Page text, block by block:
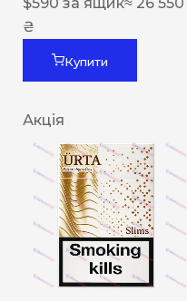
$590 за ящик≈ 26 550
₴
Купити
Акція